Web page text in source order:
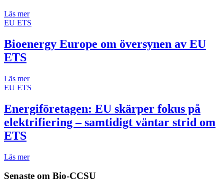
Läs mer
EU ETS
Bioenergy Europe om översynen av EU
ETS
Läs mer
EU ETS
Energiföretagen: EU skärper fokus på
elektrifiering – samtidigt väntar strid om
ETS
Läs mer
Senaste om Bio-CCSU